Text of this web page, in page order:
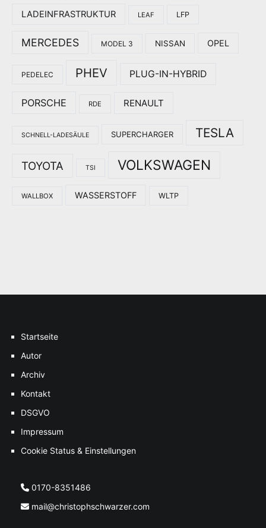
LADEINFRASTRUKTUR LEAF LFP
MERCEDES MODEL 3 NISSAN OPEL
PEDELEC PHEV PLUG-IN-HYBRID
PORSCHE RDE RENAULT
SCHNELL-LADESÄULE SUPERCHARGER TESLA
TOYOTA TSI VOLKSWAGEN
WALLBOX WASSERSTOFF WLTP
Startseite
Autor
Archiv
Kontakt
DSGVO
Impressum
Cookie Status & Einstellungen
0170-8351486
mail@christophschwarzer.com